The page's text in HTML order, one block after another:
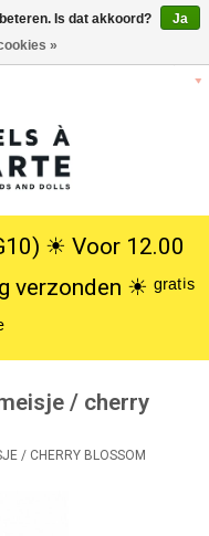
☀︎ Voor 12.00
☀︎ ᵍʳᵃᵗⁱˢ
/ cherry
/ CHERRY BLOSSOM
Is dat akkoord?
Ja
»